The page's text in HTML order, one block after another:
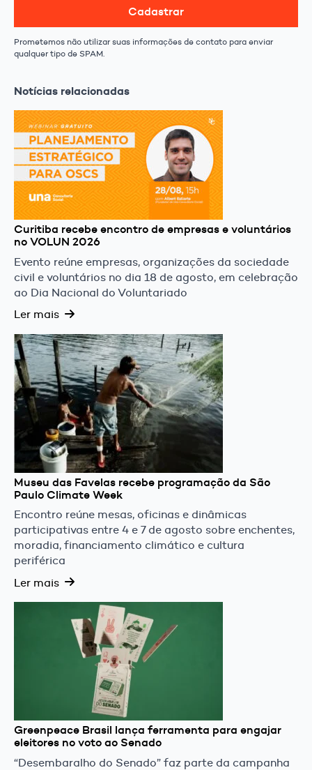
Cadastrar
Prometemos não utilizar suas informações de contato para enviar
qualquer tipo de SPAM.
Notícias relacionadas
Curitiba recebe encontro de empresas e voluntários
no VOLUN 2026
Evento reúne empresas, organizações da sociedade
civil e voluntários no dia 18 de agosto, em celebração
ao Dia Nacional do Voluntariado
Ler mais
Museu das Favelas recebe programação da São
Paulo Climate Week
Encontro reúne mesas, oficinas e dinâmicas
participativas entre 4 e 7 de agosto sobre enchentes,
moradia, financiamento climático e cultura
periférica
Ler mais
Greenpeace Brasil lança ferramenta para engajar
eleitores no voto ao Senado
“Desembaralho do Senado” faz parte da campanha